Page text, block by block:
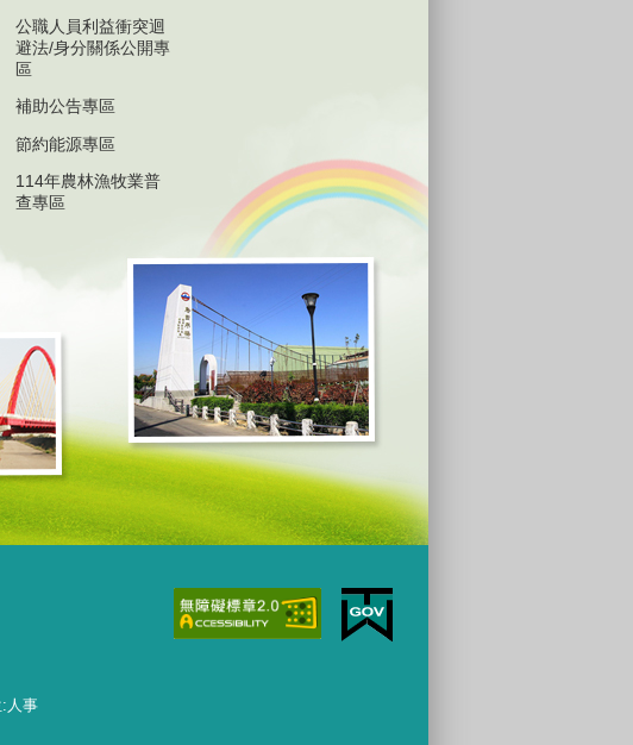
公職人員利益衝突迴
避法/身分關係公開專
區
補助公告專區
節約能源專區
114年農林漁牧業普
查專區
:人事